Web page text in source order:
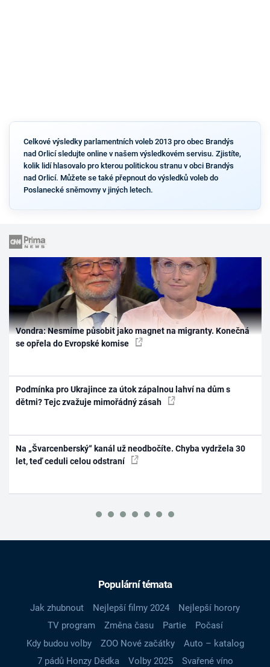
Celkové výsledky parlamentních voleb 2013 pro obec Brandýs
nad Orlicí sledujte online v našem výsledkovém servisu. Zjistíte,
kolik lidí hlasovalo pro kterou politickou stranu v obci Brandýs
nad Orlicí. Můžete se také přepnout do výsledků voleb do
Poslanecké sněmovny v jiných letech.
Vondra: Nesmíme působit jako magnet na migranty. Konečná
se opřela do Evropské komise
Podmínka pro Ukrajince za útok zápalnou lahví na dům s
dětmi? Tejc zvažuje mimořádný zásah
Na „Švarcenberský“ kanál už neodbočíte. Chyba vydržela 30
let, teď ceduli celou odstraní
Populární témata
Jak zhubnout Nejlepší filmy 2024
Nejlepší horory
TV program
Změna času Partie
Počasí
Kdy budou volby
ZOO Nové začátky
Auto – katalog
7 pádů Honzy Dědka
Volby 2025
Svařené víno